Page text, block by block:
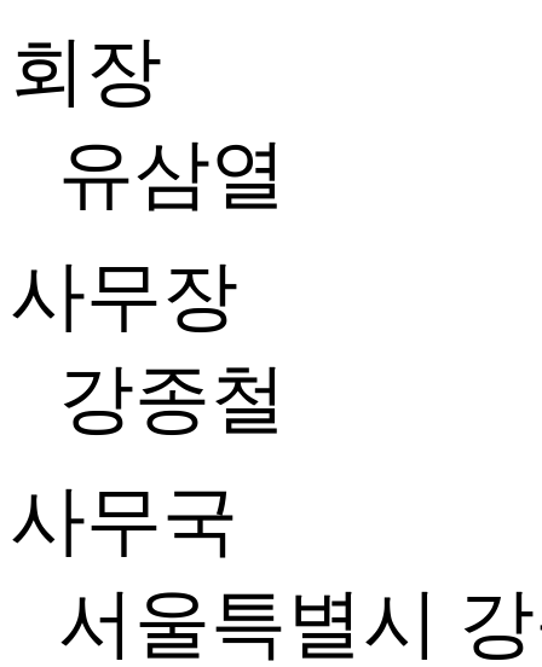
회장
유삼열
사무장
강종철
사무국
서울특별시